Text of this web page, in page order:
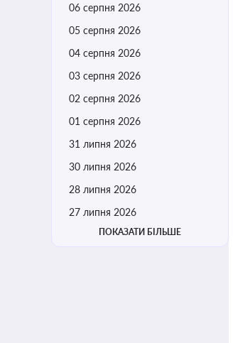
06 серпня 2026
05 серпня 2026
04 серпня 2026
03 серпня 2026
02 серпня 2026
01 серпня 2026
31 липня 2026
30 липня 2026
28 липня 2026
27 липня 2026
ПОКАЗАТИ БІЛЬШЕ